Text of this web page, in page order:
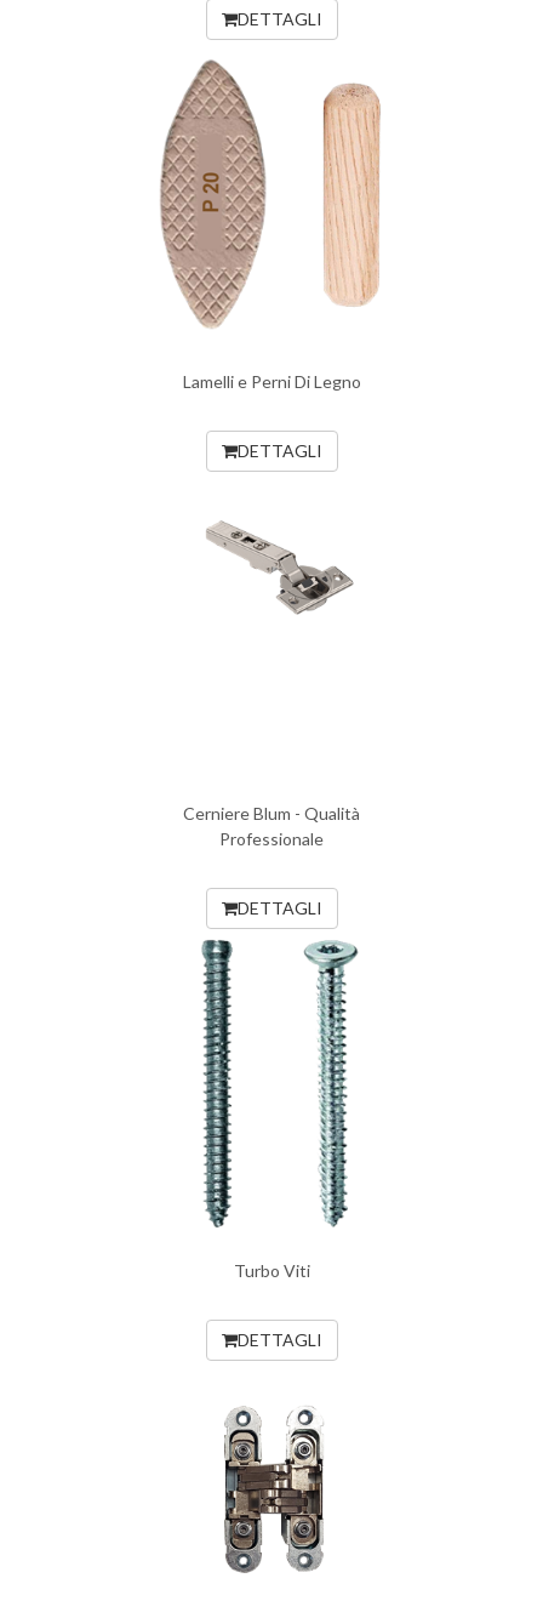
DETTAGLI
Lamelli e Perni Di Legno
DETTAGLI
Cerniere Blum - Qualità
Professionale
DETTAGLI
Turbo Viti
DETTAGLI